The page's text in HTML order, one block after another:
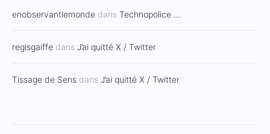
enobservantlemonde dans Technopolice …
regisgaiffe dans J’ai quitté X / Twitter
Tissage de Sens dans J’ai quitté X / Twitter